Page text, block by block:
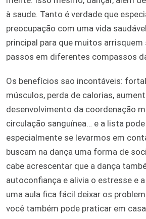
à saude. Tanto é verdade que
preocupação com uma vida
principal para que muitos arrisquem
passos em diferentes compassos
Os benefícios sao incontáveis:
músculos, perda de calorias,
desenvolvimento da coordenação
circulação sanguínea… e a lista
especialmente se levarmos em
buscam na dança uma forma de
cabe acrescentar que a dança
autoconfiança e alivia o estresse e
uma aula fica fácil deixar os
você também pode praticar em